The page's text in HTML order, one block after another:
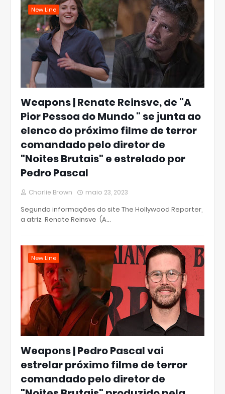
New Line
Weapons | Renate Reinsve, de "A
Pior Pessoa do Mundo " se junta ao
elenco do próximo filme de terror
comandado pelo diretor de
"Noites Brutais" e estrelado por
Pedro Pascal
Charlie Brown maio 23, 2023
Segundo informações do site The Hollywood Reporter,
a atriz Renate Reinsve (A…
New Line
Weapons | Pedro Pascal vai
estrelar próximo filme de terror
comandado pelo diretor de